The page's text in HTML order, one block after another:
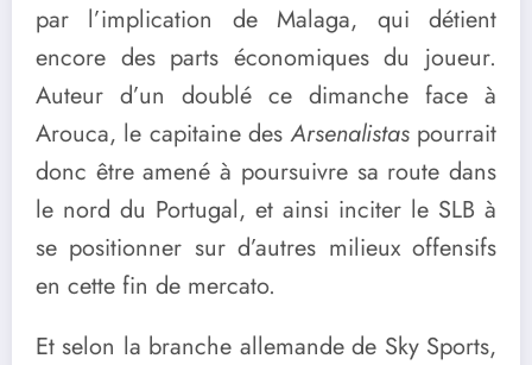
par l’implication de Malaga, qui détient
encore des parts économiques du joueur.
Auteur d’un doublé ce dimanche face à
Arouca, le capitaine desArsenalistas pourrait
donc être amené à poursuivre sa route dans
le nord du Portugal, et ainsi inciter le SLB à
se positionner sur d’autres milieux offensifs
en cette fin de mercato.
Et selon la branche allemande de Sky Sports,